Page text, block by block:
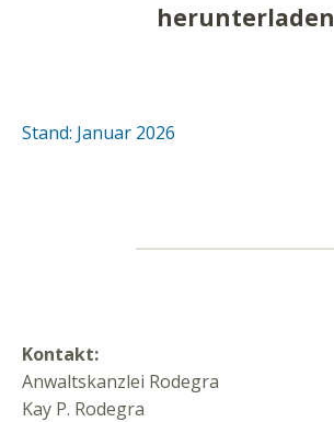
herunterladen
Stand: Januar 2026
Kontakt:
Anwaltskanzlei Rodegra
Kay P. Rodegra